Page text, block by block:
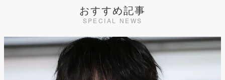
おすすめ記事
SPECIAL NEWS